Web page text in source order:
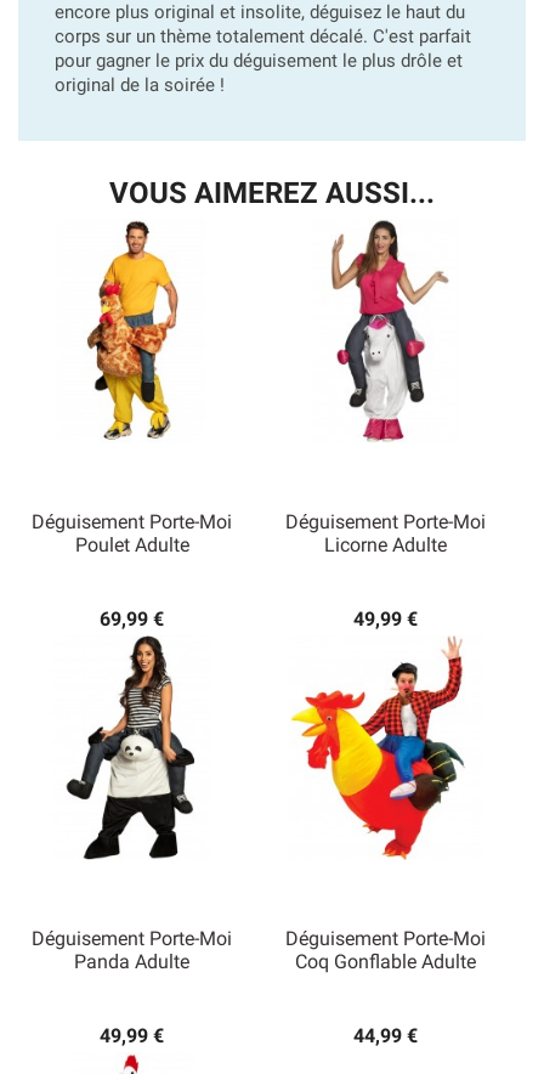
encore plus original et insolite, déguisez le haut du
corps sur un thème totalement décalé. C'est parfait
pour gagner le prix du déguisement le plus drôle et
original de la soirée !
VOUS AIMEREZ AUSSI...
Déguisement Porte-Moi
Poulet Adulte
69,99 €
Déguisement Porte-Moi
Licorne Adulte
49,99 €
Déguisement Porte-Moi
Panda Adulte
49,99 €
Déguisement Porte-Moi
Coq Gonflable Adulte
44,99 €